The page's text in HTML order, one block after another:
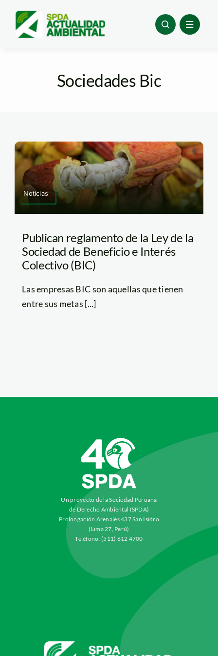
content
Sociedades Bic
Noticias
Publican reglamento de la Ley de la
Sociedad de Beneficio e Interés
Colectivo (BIC)
Las empresas BIC son aquellas que tienen
entre sus metas [...]
Un proyecto de la Sociedad Peruana
de Derecho Ambiental (SPDA)
Prolongación Arenales 437 San Isidro
(Lima 27, Perú)
Teléfono: (511) 612 4700